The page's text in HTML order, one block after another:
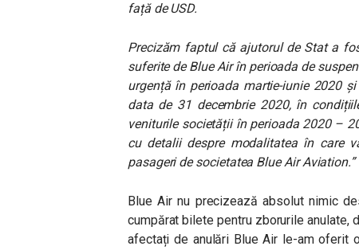
față de USD.
Precizăm faptul că ajutorul de Stat a
suferite de Blue Air în perioada de
urgență în perioada martie-iunie 2020
data de 31 decembrie 2020, în
veniturile societății în perioada 2020 –
cu detalii despre modalitatea în care
pasageri de societatea Blue Air Aviation.”
Blue Air nu precizează absolut nimic
cumpărat bilete pentru zborurile anulate,
afectați de anulări Blue Air le-am oferit